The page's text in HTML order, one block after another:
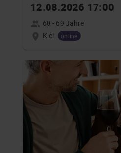
12.08.2026 17:00
60 - 69 Jahre
Kiel
online